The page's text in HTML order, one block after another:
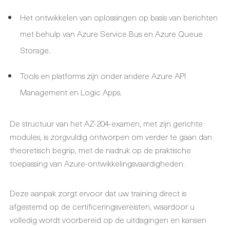
Het ontwikkelen van oplossingen op basis van berichten
met behulp van Azure Service Bus en Azure Queue
Storage.
Tools en platforms zijn onder andere Azure API
Management en Logic Apps.
De structuur van het AZ-204-examen, met zijn gerichte
modules, is zorgvuldig ontworpen om verder te gaan dan
theoretisch begrip, met de nadruk op de praktische
toepassing van Azure-ontwikkelingsvaardigheden.
Deze aanpak zorgt ervoor dat uw training direct is
afgestemd op de certificeringsvereisten, waardoor u
volledig wordt voorbereid op de uitdagingen en kansen